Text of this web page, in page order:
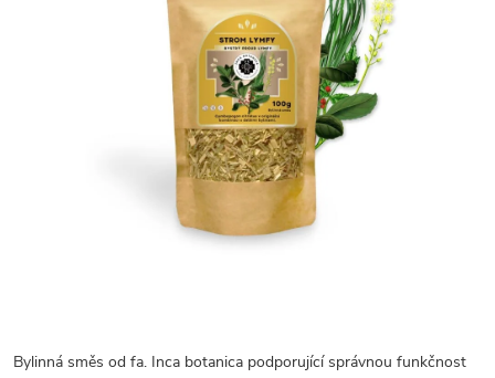
Bylinná směs od fa. Inca botanica podporující správnou funkčnost